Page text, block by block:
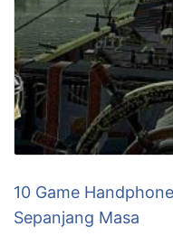
10 Game
Sepanjang Masa